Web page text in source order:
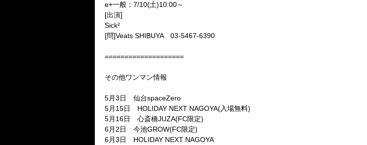
e+一般：7/10(土)10:00～
[出演]
Sick²
[問]Veats SHIBUYA 03-5467-6390
====================
その他ワンマン情報
5月3日 仙台spaceZero
5月15日 HOLIDAY NEXT NAGOYA(入場無料)
5月16日 心斎橋JUZA(FC限定)
6月2日 今池GROW(FC限定)
6月3日 HOLIDAY NEXT NAGOYA